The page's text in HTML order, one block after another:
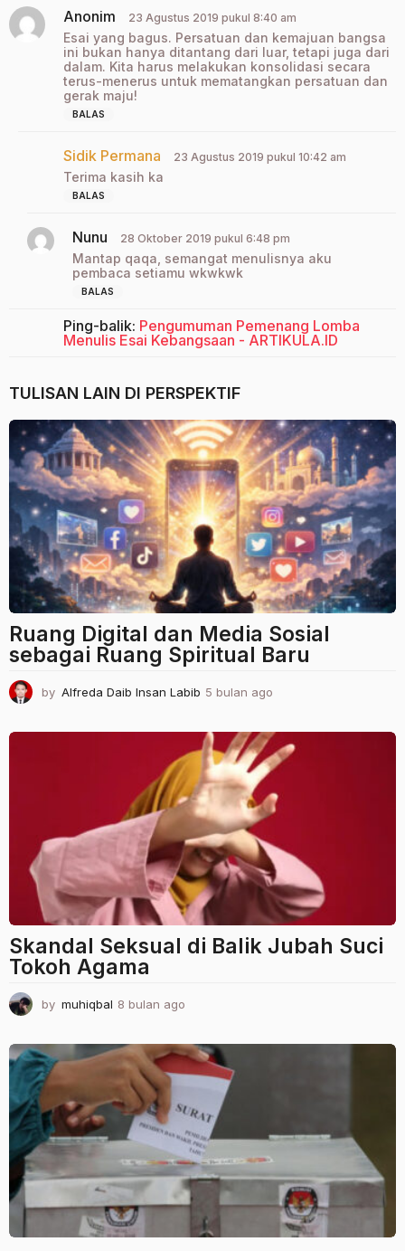
Anonim
e
r
k
a
t
23 Agustus 2019 pukul 8:40 am
Esai yang bagus. Persatuan dan kemajuan bangsa
ini bukan hanya ditantang dari luar, tetapi juga dari
dalam. Kita harus melakukan konsolidasi secara
terus-menerus untuk mematangkan persatuan dan
gerak maju!
BALAS
Sidik Permana
e
r
t
a
:
23 Agustus 2019 pukul 10:42 am
Terima kasih ka
BALAS
Nunu
e
r
k
a
:
28 Oktober 2019 pukul 6:48 pm
Mantap qaqa, semangat menulisnya aku
pembaca setiamu wkwkwk
BALAS
Ping-balik: Pengumuman Pemenang Lomba
Menulis Esai Kebangsaan - ARTIKULA.ID
TULISAN LAIN DI PERSPEKTIF
Ruang Digital dan Media Sosial
sebagai Ruang Spiritual Baru
by Alfreda Daib Insan Labib 5 bulan ago
a
a
g
Skandal Seksual di Balik Jubah Suci
Tokoh Agama
by muhiqbal 8 bulan ago
l
a
a
o